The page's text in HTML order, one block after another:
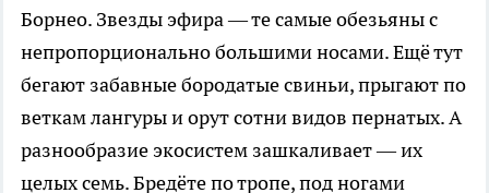
Борнео. Звезды эфира — те самые обезьяны с
непропорционально большими носами. Ещё тут
бегают забавные бородатые свиньи, прыгают по
веткам лангуры и орут сотни видов пернатых. А
разнообразие экосистем зашкаливает — их
целых семь. Бредёте по тропе, под ногами